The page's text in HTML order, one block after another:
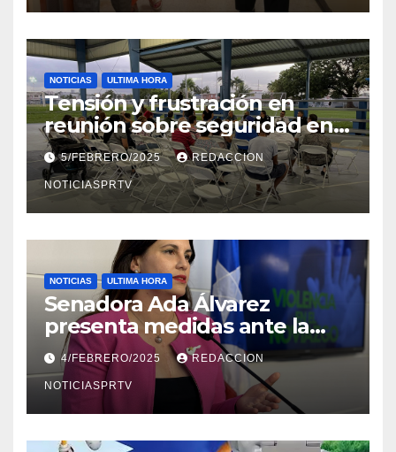
NOTICIAS ULTIMA HORA
Tensión y frustración en
reunión sobre seguridad en
Reparto Metropolitano
5/FEBRERO/2025 REDACCION
NOTICIASPRTV
NOTICIAS ULTIMA HORA
Senadora Ada Álvarez
presenta medidas ante la
violencia en el noviazgo
4/FEBRERO/2025 REDACCION
NOTICIASPRTV